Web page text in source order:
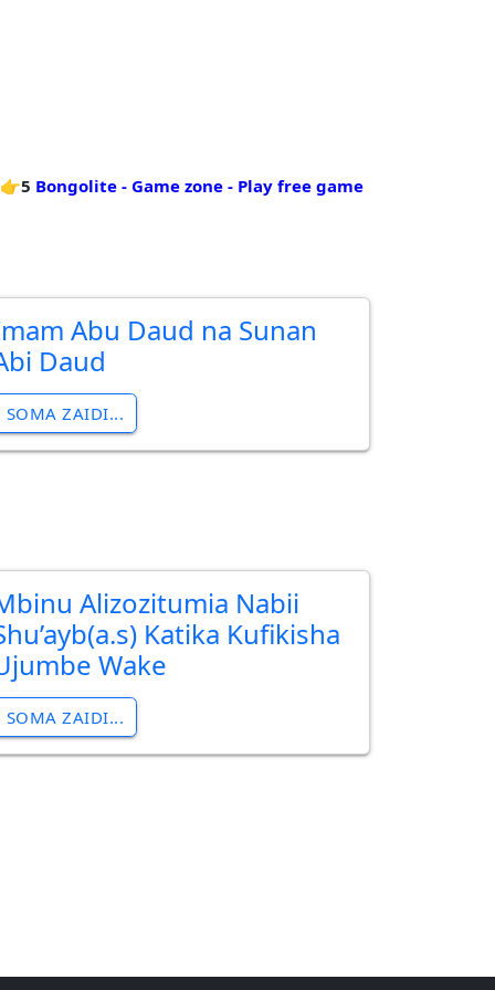
👉5 Bongolite - Game zone - Play free game
Abu Daud na Sunan
Daud
SOMA ZAIDI...
Alizozitumia Nabii
Katika Kufikisha
Wake
SOMA ZAIDI...